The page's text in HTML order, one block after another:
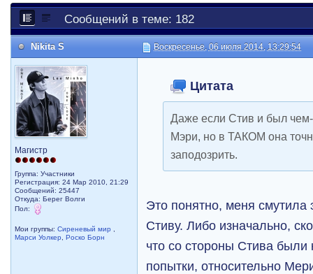
Сообщений в теме: 182
Nikita S Воскресенье, 06 июля 2014, 13:29:54
Магистр
Группа: Участники
Регистрация: 24 Мар 2010, 21:29
Сообщений: 25447
Откуда: Берег Волги
Пол:
Мои группы:Сиреневый мир
Марси Уолкер
,Роско Борн
Цитата
Даже если Стив и был чем-
Мэри, но в ТАКОМ она
заподозрить.
Это понятно, меня
Стиву. Либо изначально,
что со стороны Стива были
попытки, относительно